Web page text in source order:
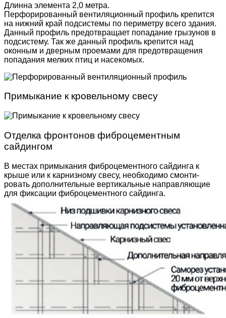
Длинна элемента 2,0 метра.
Перфорированный вентиляционный профиль крепится
на нижний край подсистемы по периметру всего здания.
Данный профиль предотвращает попадание грызунов в
подсистему. Так же данный профиль крепится над
оконным и дверным проемами для предотвращения
попадания мелких птиц и насекомых.
Примыкание к кровельному свесу
Отделка фронтонов фиброцементным
сайдингом
В местах примыкания фиброцементного сайдинга к
крыше или к карнизному свесу, необходимо смонти­
ровать дополнительные вертикальные направляю­щие
для фиксации фиброцементного сайдинга.